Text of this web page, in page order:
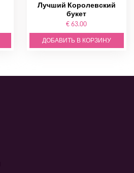
Лучший Королевский
букет
€ 63.00
ДОБАВИТЬ В КОРЗИНУ